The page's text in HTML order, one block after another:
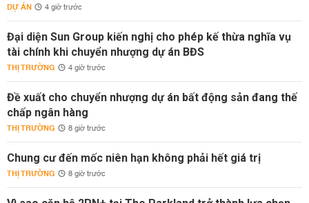
DỰ ÁN 4 giờ trước
Đại diện Sun Group kiến nghị cho phép kế thừa nghĩa vụ
tài chính khi chuyển nhượng dự án BĐS
THỊ TRƯỜNG 4 giờ trước
Đề xuất cho chuyển nhượng dự án bất động sản đang thế
chấp ngân hàng
THỊ TRƯỜNG 8 giờ trước
Chung cư đến mốc niên hạn không phải hết giá trị
THỊ TRƯỜNG 8 giờ trước